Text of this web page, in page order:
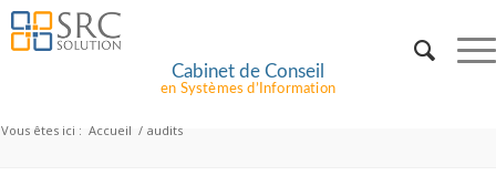
Cabinet de Conseil
en Systèmes d’Information
Vous êtes ici : Accueil / audits